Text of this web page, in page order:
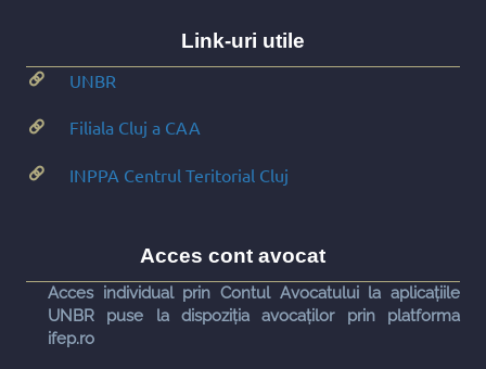
Link-uri utile
UNBR
Filiala Cluj a CAA
INPPA Centrul Teritorial Cluj
Acces cont avocat
Acces individual prin Contul Avocatului la aplicațiile
UNBR puse la dispoziția avocaților prin platforma
ifep.ro